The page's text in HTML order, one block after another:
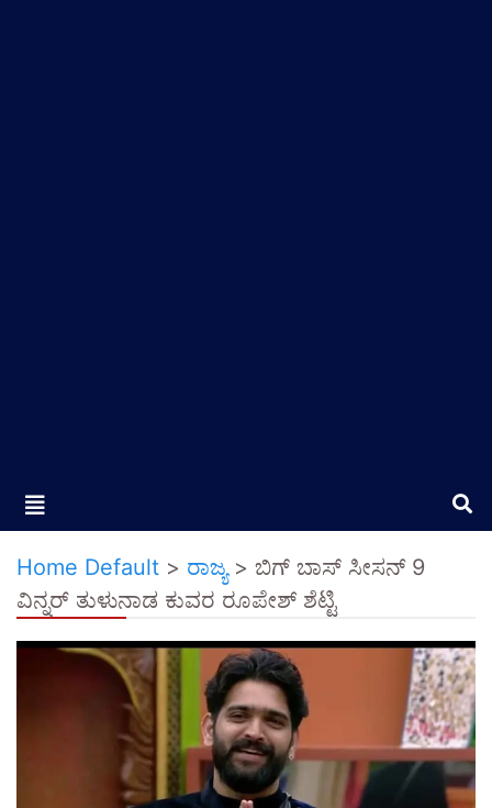
Home Default > ರಾಜ್ಯ> ಬಿಗ್ ಬಾಸ್ ಸೀಸನ್ 9
ವಿನ್ನರ್ ತುಳುನಾಡ ಕುವರ ರೂಪೇಶ್ ಶೆಟ್ಟಿ